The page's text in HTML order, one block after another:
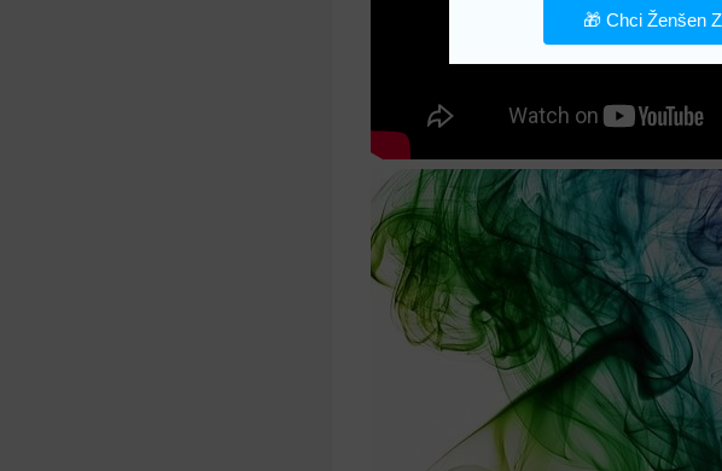
🎁 Chci Ženšen